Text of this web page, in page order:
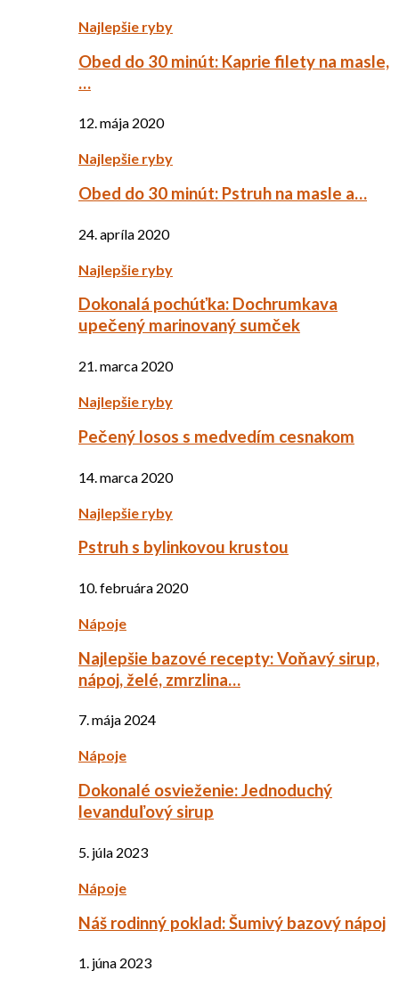
Najlepšie ryby
Obed do 30 minút: Kaprie filety na masle,
…
12. mája 2020
Najlepšie ryby
Obed do 30 minút: Pstruh na masle a…
24. apríla 2020
Najlepšie ryby
Dokonalá pochúťka: Dochrumkava
upečený marinovaný sumček
21. marca 2020
Najlepšie ryby
Pečený losos s medvedím cesnakom
14. marca 2020
Najlepšie ryby
Pstruh s bylinkovou krustou
10. februára 2020
Nápoje
Najlepšie bazové recepty: Voňavý sirup,
nápoj, želé, zmrzlina…
7. mája 2024
Nápoje
Dokonalé osvieženie: Jednoduchý
levanduľový sirup
5. júla 2023
Nápoje
Náš rodinný poklad: Šumivý bazový nápoj
1. júna 2023